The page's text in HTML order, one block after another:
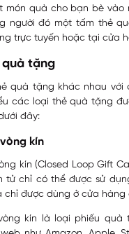
món quà cho bạn bè vào
người đó một tấm thẻ
trực tuyến hoặc tại cửa
tặng
quà tặng khác nhau với
các loại thẻ quà tặng
đây:
kín
kín (Closed Loop Gift
tử chỉ có thể được sử
chỉ được dùng ở cửa hàng
kín là loại phiếu quà